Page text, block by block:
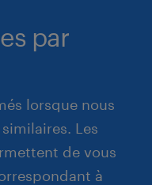
par
lorsque nous
Les
de vous
à